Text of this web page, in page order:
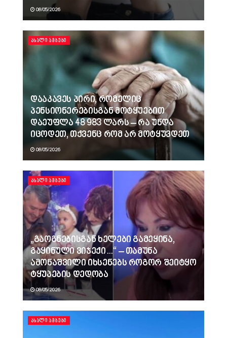
08/05/2026
ᲐᲮᲐᲚᲘ ᲐᲛᲑᲔᲑᲘ
დააკავეს პირი, რომელიც
პენსიონერებისგან მოტყუებით
დაეუფლა 48 983 ლარს – რა უნდა
იცოდეთ, თქვენც რომ არ მოტყუვდეთ
08/05/2026
ᲐᲮᲐᲚᲘ ᲐᲛᲑᲔᲑᲘ
„გაოგნებისგან ხელები გამეყინა,
გაყინული ვიჯექი…“ – თამუნა
ამონაშვილი იხსენებს როგორ შეიტყო
ტყუპების დედობა
08/05/2026
ᲐᲮᲐᲚᲘ ᲐᲛᲑᲔᲑᲘ